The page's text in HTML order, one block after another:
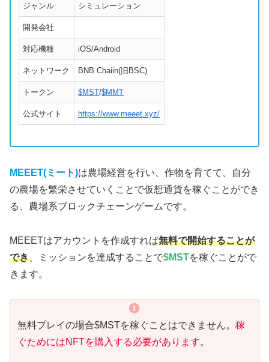
ジャンル シミュレーション
開発会社
対応機種 iOS/Android
ネットワーク BNB Chaiin(旧BSC)
トークン $MST/$MMT
公式サイト https://www.meeet.xyz/
MEEET(ミート)は農場経営を行い、作物を育てて、自分
の農場を繁栄させていくことで仮想通貨を稼ぐことができ
る、農場系ブロックチェーンゲームです。
MEEETはアカウントを作成すれば無料で開始することが
でき 、ミッションを達成することで$MSTを稼ぐことがで
きます。
無料プレイの場合$MSTを稼ぐことはできません。 稼
ぐためにはNFTを購入する必要があります。